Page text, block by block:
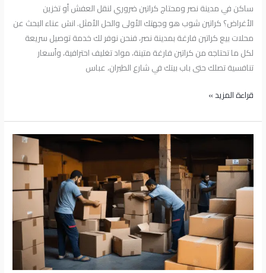
ساكن في مدينة نصر ومحتاج كراتين ضروري لنقل العفش أو تخزين
الأغراض؟ كراتين شوب هو وجهتك الأولى والحل الأمثل. انسَ عناء البحث عن
محلات بيع كراتين فارغة بمدينة نصر، فنحن نوفر لك خدمة توصيل سريعة
لكل ما تحتاجه من كراتين فارغة متينة، مواد تغليف احترافية، وأسعار
تنافسية تصلك حتى باب بيتك في شارع الطيران، عباس
قراءة المزيد »
بيع
كراتين
فارغة
فيصل:تلبية
احتياجات
التعبئة
والتغليف